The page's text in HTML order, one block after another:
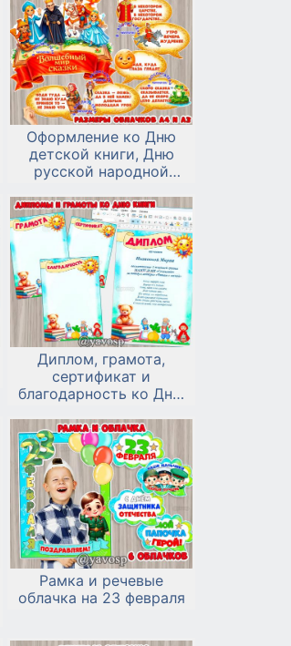
Оформление ко Дню
детской книги, Дню
русской народной
книги
Диплом, грамота,
сертификат и
благодарность ко Дню
Рамка и речевые
облачка на 23 февраля